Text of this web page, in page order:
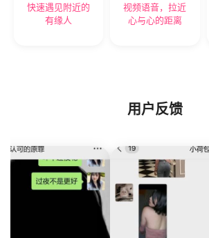
快速遇见附近的
有缘人
视频语音，拉近
心与心的距离
用户反馈